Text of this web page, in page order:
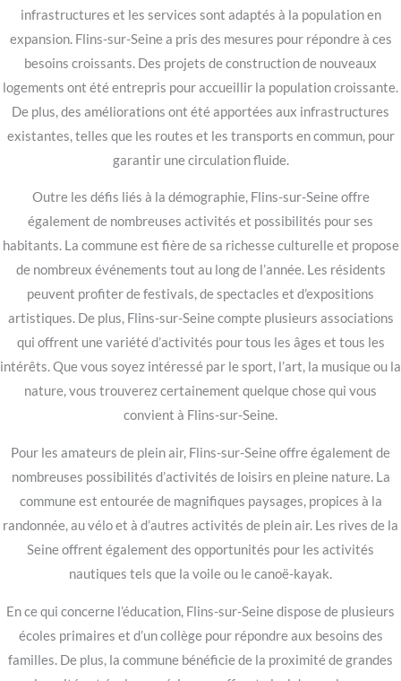
infrastructures et les services sont adaptés à la population en
expansion. Flins-sur-Seine a pris des mesures pour répondre à ces
besoins croissants. Des projets de construction de nouveaux
logements ont été entrepris pour accueillir la population croissante.
De plus, des améliorations ont été apportées aux infrastructures
existantes, telles que les routes et les transports en commun, pour
garantir une circulation fluide.
Outre les défis liés à la démographie, Flins-sur-Seine offre
également de nombreuses activités et possibilités pour ses
habitants. La commune est fière de sa richesse culturelle et propose
de nombreux événements tout au long de l’année. Les résidents
peuvent profiter de festivals, de spectacles et d’expositions
artistiques. De plus, Flins-sur-Seine compte plusieurs associations
qui offrent une variété d’activités pour tous les âges et tous les
intérêts. Que vous soyez intéressé par le sport, l’art, la musique ou la
nature, vous trouverez certainement quelque chose qui vous
convient à Flins-sur-Seine.
Pour les amateurs de plein air, Flins-sur-Seine offre également de
nombreuses possibilités d’activités de loisirs en pleine nature. La
commune est entourée de magnifiques paysages, propices à la
randonnée, au vélo et à d’autres activités de plein air. Les rives de la
Seine offrent également des opportunités pour les activités
nautiques tels que la voile ou le canoë-kayak.
En ce qui concerne l’éducation, Flins-sur-Seine dispose de plusieurs
écoles primaires et d’un collège pour répondre aux besoins des
familles. De plus, la commune bénéficie de la proximité de grandes